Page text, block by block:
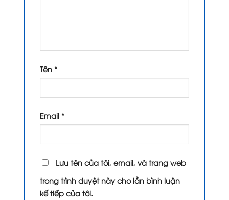
Tên *
Email *
Lưu tên của tôi, email, và trang web
trong trình duyệt này cho lần bình luận
kế tiếp của tôi.